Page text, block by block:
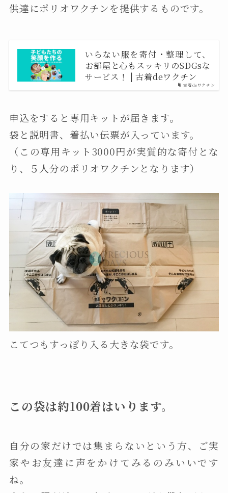
供達にポリオワクチンを提供するものです。
古着deワクチン
いらない服を寄付・整理して、
お部屋と心もスッキリのSDGsな
サービス！ | 古着deワクチン
申込をすると専用キットが届きます。
袋と説明書、着払い伝票が入っています。
（この専用キット3000円が実質的な寄付とな
り、５人分のポリオワクチンとなります）
こてつもすっぽり入る大きな袋です。
この袋は約100着はいります。
自分の家だけでは集まらないという方、ご実
家やお友達に声をかけてみるのみいいです
ね。